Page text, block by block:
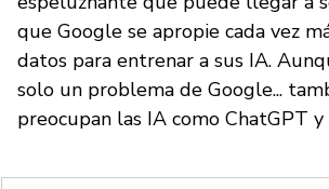
que Google se apropie cada vez
datos para entrenar a sus IA.
solo un problema de Google...
preocupan las IA como ChatGPT y